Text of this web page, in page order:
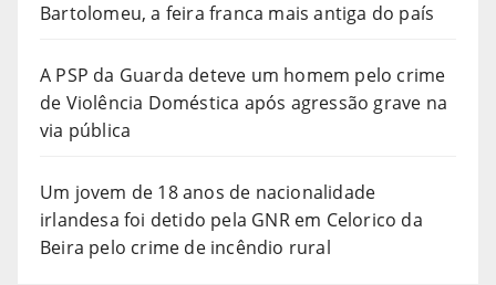
Bartolomeu, a feira franca mais antiga do país
A PSP da Guarda deteve um homem pelo crime
de Violência Doméstica após agressão grave na
via pública
Um jovem de 18 anos de nacionalidade
irlandesa foi detido pela GNR em Celorico da
Beira pelo crime de incêndio rural